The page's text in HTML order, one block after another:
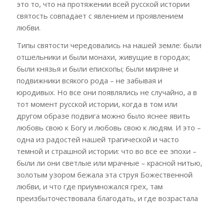
это то, что на протяжении всей русской истории
святость совпадает с явлением и проявлением
любви.
Типы святости чередовались на нашей земле: были
отшельники и были монахи, живущие в городах;
были князья и были епископы; были миряне и
подвижники всякого рода – не забывая и
юродивых. Но все они появлялись не случайно, а в
тот момент русской истории, когда в том или
другом образе подвига можно было яснее явить
любовь свою к Богу и любовь свою к людям. И это –
одна из радостей нашей трагической и часто
темной и страшной истории: что во все ее эпохи –
были ли они светлые или мрачные – красной нитью,
золотым узором бежала эта струя Божественной
любви, и что где приумножался грех, там
преизбыточествовала благодать, и где возрастала